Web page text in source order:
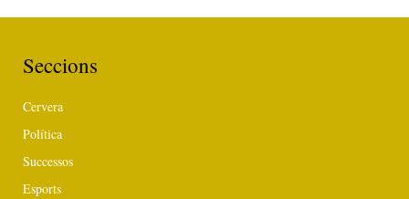
Seccions
Cervera
Política
Successos
Esports